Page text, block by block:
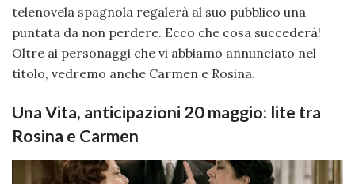
telenovela spagnola regalerà al suo pubblico una
puntata da non perdere. Ecco che cosa succederà!
Oltre ai personaggi che vi abbiamo annunciato nel
titolo, vedremo anche Carmen e Rosina.
Una Vita, anticipazioni 20 maggio: lite tra
Rosina e Carmen